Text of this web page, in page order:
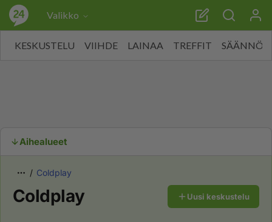
Valikko
KESKUSTELU VIIHDE LAINAA TREFFIT SÄÄNNÖT
Aihealueet
Coldplay
Coldplay Uusi keskustelu